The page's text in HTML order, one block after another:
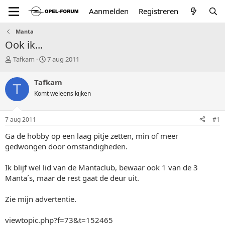
Aanmelden Registreren
Manta
Ook ik...
T
p
i
s
a
t
e
Tafkam
S
r
t
a
m
7 aug 2011
T Tafkam
Komt weleens kijken
7 aug 2011 #1
Ga de hobby op een laag pitje zetten, min of meer
gedwongen door omstandigheden.
Ik blijf wel lid van de Mantaclub, bewaar ook 1 van de 3
Manta´s, maar de rest gaat de deur uit.
Zie mijn advertentie.
viewtopic.php?f=73&t=152465